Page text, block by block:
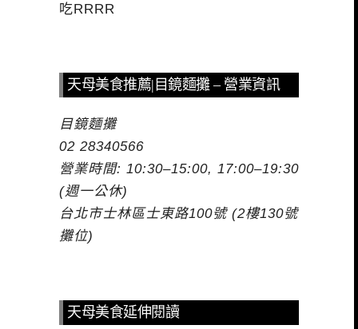
吃RRRR
天母美食推薦|目鏡麵攤 – 營業資訊
目鏡麵攤
02 28340566
營業時間: 10:30–15:00, 17:00–19:30
(週一公休)
台北市士林區士東路100號 (2樓130號
攤位)
天母美食延伸閱讀